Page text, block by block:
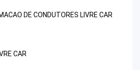
DE CONDUTORES LIVRE CAR
CAR